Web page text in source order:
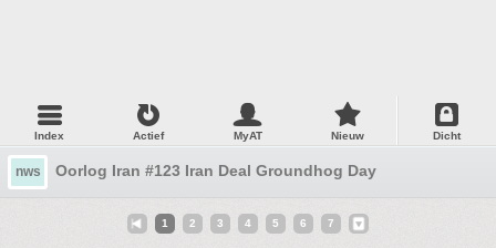
Index Actief MyAT Nieuw Dicht
nws Oorlog Iran #123 Iran Deal Groundhog Day
1 2 3 4 5 6 7